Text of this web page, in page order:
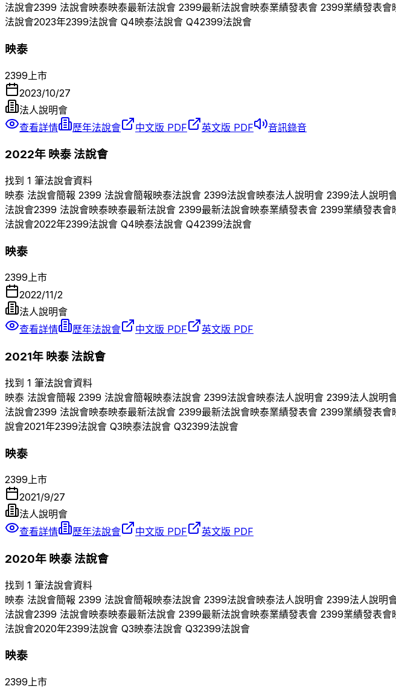
法說會2399 法說會映泰映泰最新法說會 2399最新法說會映泰業績發表會 2399業績發表會
法說會2023年2399法說會 Q4映泰法說會 Q42399法說會
映泰
2399 上市
2023/10/27
法人說明會
查看詳情
歷年法說會 中文版 PDF 英文版 PDF 音訊錄音
2022年 映泰法說會
找到 1 筆法說會資料
映泰 法說會簡報 2399 法說會簡報映泰法說會 2399法說會映泰法人說明會 2399法人說明
法說會2399 法說會映泰映泰最新法說會 2399最新法說會映泰業績發表會 2399業績發表會
法說會2022年2399法說會 Q4映泰法說會 Q42399法說會
映泰
2399上市
2022/11/2
法人說明會
查看詳情
歷年法說會 中文版 PDF 英文版 PDF
2021年 映泰法說會
找到 1 筆法說會資料
映泰 法說會簡報 2399 法說會簡報映泰法說會 2399法說會映泰法人說明會 2399法人說明
法說會2399 法說會映泰映泰最新法說會 2399最新法說會映泰業績發表會 2399業績發表會
說會2021年2399法說會 Q3映泰法說會 Q32399法說會
映泰
2399上市
2021/9/27
法人說明會
查看詳情
歷年法說會 中文版 PDF 英文版 PDF
2020年 映泰法說會
找到 1 筆法說會資料
映泰 法說會簡報 2399 法說會簡報映泰法說會 2399法說會映泰法人說明會 2399法人說明
法說會2399 法說會映泰映泰最新法說會 2399最新法說會映泰業績發表會 2399業績發表會
法說會2020年2399法說會 Q3映泰法說會 Q32399法說會
映泰
2399上市